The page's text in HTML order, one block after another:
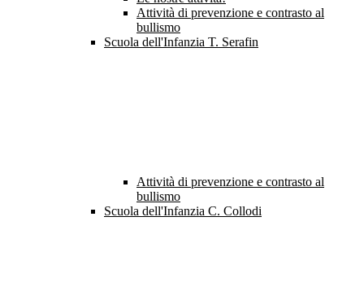
Attività di prevenzione e contrasto al
bullismo
Scuola dell'Infanzia T. Serafin
Attività di prevenzione e contrasto al
bullismo
Scuola dell'Infanzia C. Collodi